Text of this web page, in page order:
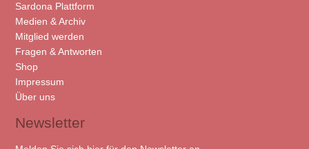
Sardona Plattform
Medien & Archiv
Mitglied werden
Fragen & Antworten
Shop
Impressum
Über uns
Newsletter